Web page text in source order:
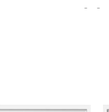
আমরা পণ্যের গুণমান এবং ডেলিভারি